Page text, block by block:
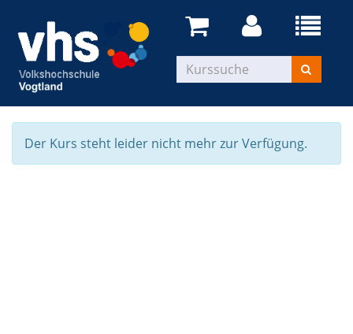
Der Kurs steht leider nicht mehr zur Verfügung.